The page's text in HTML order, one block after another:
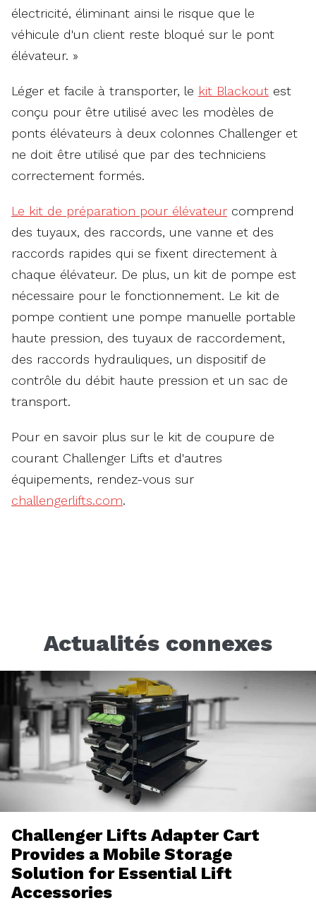
électricité, éliminant ainsi le risque que le
véhicule d'un client reste bloqué sur le pont
élévateur. »
Léger et facile à transporter, le kit Blackout est
conçu pour être utilisé avec les modèles de
ponts élévateurs à deux colonnes Challenger et
ne doit être utilisé que par des techniciens
correctement formés.
Le kit de préparation pour élévateur comprend
des tuyaux, des raccords, une vanne et des
raccords rapides qui se fixent directement à
chaque élévateur. De plus, un kit de pompe est
nécessaire pour le fonctionnement. Le kit de
pompe contient une pompe manuelle portable
haute pression, des tuyaux de raccordement,
des raccords hydrauliques, un dispositif de
contrôle du débit haute pression et un sac de
transport.
Pour en savoir plus sur le kit de coupure de
courant Challenger Lifts et d'autres
équipements, rendez-vous sur
challengerlifts.com.
Actualités connexes
Challenger Lifts Adapter Cart
Provides a Mobile Storage
Solution for Essential Lift
Accessories